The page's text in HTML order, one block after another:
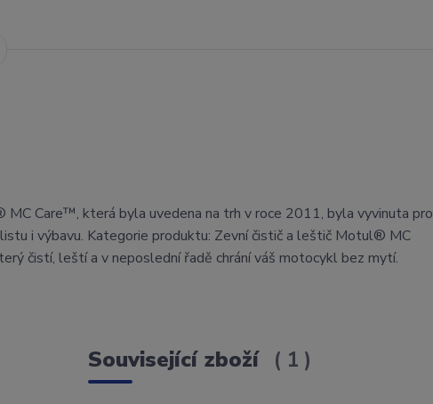
Care™, která byla uvedena na trh v roce 2011, byla vyvinuta pro
i výbavu. Kategorie produktu: Zevní čistič a leštič Motul® MC
čistí, leští a v neposlední řadě chrání váš motocykl bez mytí.
Související zboží 1